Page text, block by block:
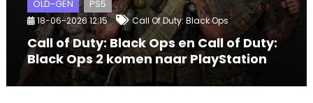
OLD-GEN PS5
18-06-2026 12:15 Call Of Duty: Black Ops
Call of Duty: Black Ops en Call of Duty:
Black Ops 2 komen naar PlayStation